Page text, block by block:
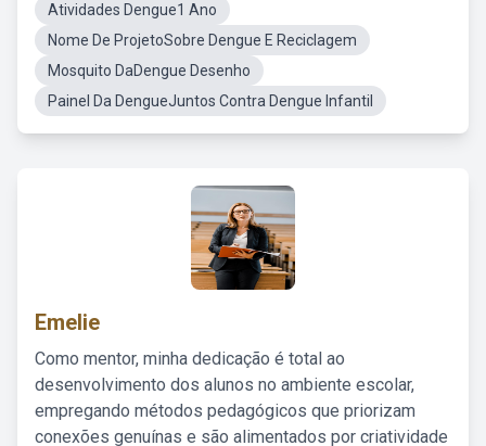
Atividades Dengue1 Ano
Nome De ProjetoSobre Dengue E Reciclagem
Mosquito DaDengue Desenho
Painel Da DengueJuntos Contra Dengue Infantil
Emelie
Como mentor, minha dedicação é total ao
desenvolvimento dos alunos no ambiente escolar,
empregando métodos pedagógicos que priorizam
conexões genuínas e são alimentados por criatividade